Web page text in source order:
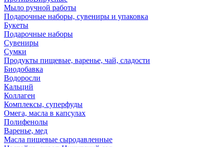
Мыло ручной работы
Подарочные наборы, сувениры и упаковка
Букеты
Подарочные наборы
Сувениры
Сумки
Продукты пищевые, варенье, чай, сладости
Биодобавка
Водоросли
Кальций
Коллаген
Комплексы, суперфуды
Омега, масла в капсулах
Полифенолы
Варенье, мед
Масла пищевые сыродавленные